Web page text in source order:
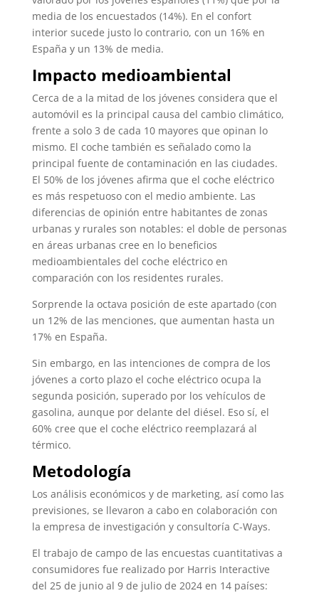
media de los encuestados (14%). En el confort
interior sucede justo lo contrario, con un 16% en
España y un 13% de media.
Impacto medioambiental
Cerca de a la mitad de los jóvenes considera que el
automóvil es la principal causa del cambio climático,
frente a solo 3 de cada 10 mayores que opinan lo
mismo. El coche también es señalado como la
principal fuente de contaminación en las ciudades.
El 50% de los jóvenes afirma que el coche eléctrico
es más respetuoso con el medio ambiente. Las
diferencias de opinión entre habitantes de zonas
urbanas y rurales son notables: el doble de personas
en áreas urbanas cree en lo beneficios
medioambientales del coche eléctrico en
comparación con los residentes rurales.
Sorprende la octava posición de este apartado (con
un 12% de las menciones, que aumentan hasta un
17% en España.
Sin embargo, en las intenciones de compra de los
jóvenes a corto plazo el coche eléctrico ocupa la
segunda posición, superado por los vehículos de
gasolina, aunque por delante del diésel. Eso sí, el
60% cree que el coche eléctrico reemplazará al
térmico.
Metodología
Los análisis económicos y de marketing, así como las
previsiones, se llevaron a cabo en colaboración con
la empresa de investigación y consultoría C-Ways.
El trabajo de campo de las encuestas cuantitativas a
consumidores fue realizado por Harris Interactive
del 25 de junio al 9 de julio de 2024 en 14 países: